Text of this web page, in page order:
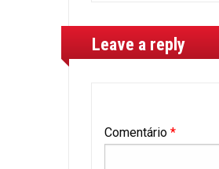
Leave a reply
Comentário *